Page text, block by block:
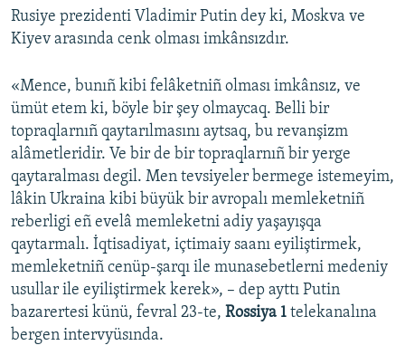
Українською
RFE/RS bütün saytları
Rusiye prezidenti Vladimir Putin dey ki, Moskva ve
Kiyev arasında cenk olması imkânsızdır.
«Mence, bunıñ kibi felâketniñ olması imkânsız, ve
ümüt etem ki, böyle bir şey olmaycaq. Belli bir
topraqlarnıñ qaytarılmasını aytsaq, bu revanşizm
alâmetleridir. Ve bir de bir topraqlarnıñ bir yerge
qaytaralması degil. Men tevsiyeler bermege istemeyim,
lâkin Ukraina kibi büyük bir avropalı memleketniñ
reberligi eñ evelâ memleketni adiy yaşayışqa
qaytarmalı. İqtisadiyat, içtimaiy saanı eyiliştirmek,
memleketniñ cenüp-şarqı ile munasebetlerni medeniy
usullar ile eyiliştirmek kerek», – dep ayttı Putin
bazarertesi künü, fevral 23-te, Rossiya 1 telekanalına
bergen intervyüsında.